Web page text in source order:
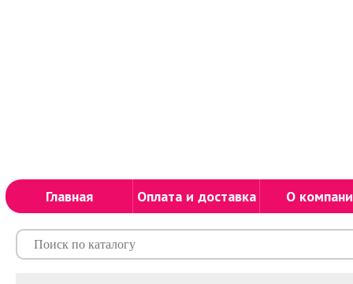
Главная Оплата и доставка О